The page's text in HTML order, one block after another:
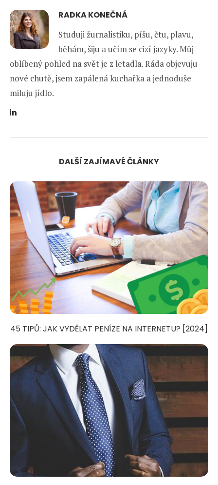
RADKA KONEČNÁ
Studuji žurnalistiku, píšu, čtu, plavu,
běhám, šiju a učím se cizí jazyky. Můj
oblíbený pohled na svět je z letadla. Ráda objevuju
nové chutě, jsem zapálená kuchařka a jednoduše
miluju jídlo.
DALŠÍ ZAJÍMAVÉ ČLÁNKY
45 TIPŮ: JAK VYDĚLAT PENÍZE NA INTERNETU? [2024]